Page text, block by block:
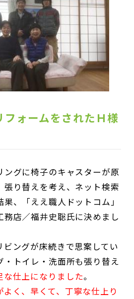
フォームをされたＨ様
ングに椅子のキャスターが原
張り替えを考え、ネット検索
、「ええ職人ドットコム」
務店／福井史聡氏に決めまし
ングが床続きで思案してい
・トイレ・洗面所も張り替え
な仕上になりました。
よく、早くて、丁寧な仕上り